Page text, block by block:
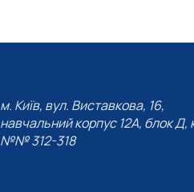
м. Київ, вул. Виставкова, 16,
навчальний корпус 12А, блок Д,
№№ 312-318